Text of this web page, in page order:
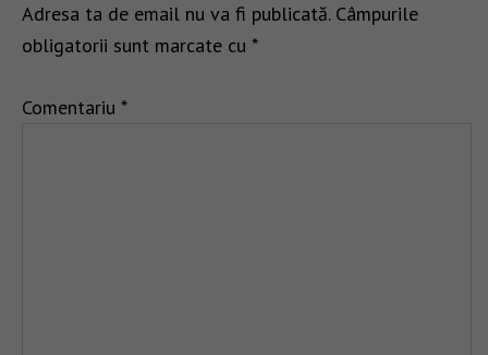
Adresa ta de email nu va fi publicată. Câmpurile
obligatorii sunt marcate cu *
Comentariu *